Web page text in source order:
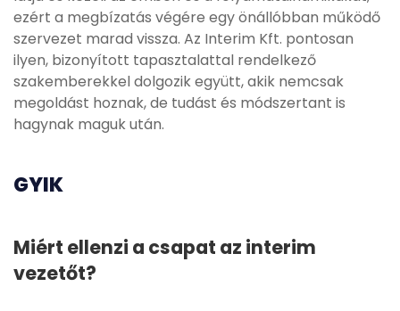
ezért a megbízatás végére egy önállóbban működő
szervezet marad vissza. Az Interim Kft. pontosan
ilyen, bizonyított tapasztalattal rendelkező
szakemberekkel dolgozik együtt, akik nemcsak
megoldást hoznak, de tudást és módszertant is
hagynak maguk után.
GYIK
Miért ellenzi a csapat az interim
vezetőt?